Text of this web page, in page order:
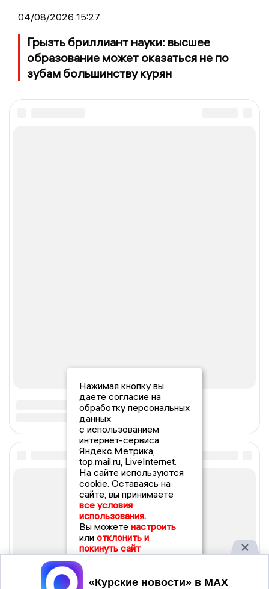
04/08/2026 15:27
Грызть бриллиант науки: высшее
образование может оказаться не по
зубам большинству курян
Нажимая кнопку вы
даете согласие на
обработку персональных
данных
с использованием
интернет-сервиса
Яндекс.Метрика,
top.mail.ru, LiveInternet.
На сайте используются
cookie. Оставаясь на
сайте, вы принимаете
все условия
использования.
Вы можете настроить
или отклонить и
покинуть сайт
Принять